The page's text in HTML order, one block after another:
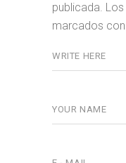
publicada.
marcados con